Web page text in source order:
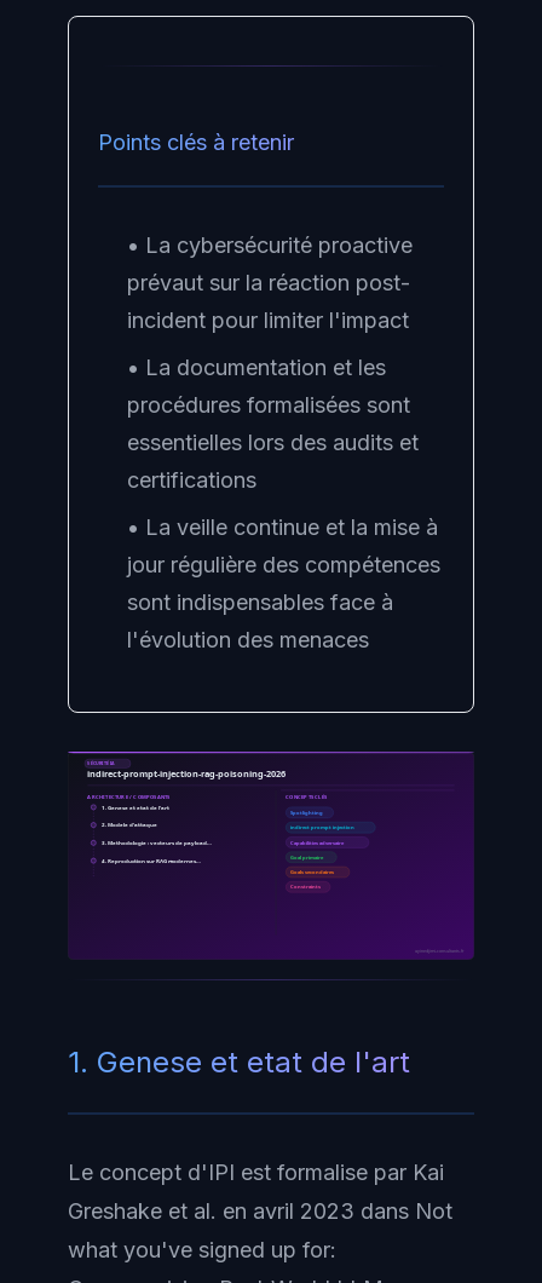
Points clés à retenir
• La cybersécurité proactive
prévaut sur la réaction post-
incident pour limiter l'impact
• La documentation et les
procédures formalisées sont
essentielles lors des audits et
certifications
• La veille continue et la mise à
jour régulière des compétences
sont indispensables face à
l'évolution des menaces
SÉCURITÉ IA
indirect-prompt-injection-rag-poisoning-2026
ARCHITECTURE / COMPOSANTS
1. Genese et etat de l'art
2. Modele d'attaque
3. Methodologie : vecteurs de payload…
4. Reproduction sur RAG modernes…
CONCEPTS CLÉS
Spotlighting
indirect prompt injection
Capabilities adversaire
Goal primaire
Goals secondaires
Constraints
ayinedjimi-consultants.fr
1. Genese et etat de l'art
Le concept d'IPI est formalise par Kai
Greshake et al. en avril 2023 dans Not
what you've signed up for: